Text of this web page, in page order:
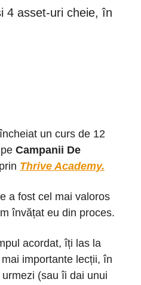
4 asset-uri cheie, în
un curs de 12
Campanii De
Thrive Academy.
a fost cel mai valoros
învățat eu din proces.
acordat, îți las la
importante lecții, în
(sau îi dai unui